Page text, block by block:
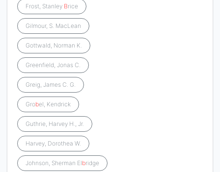
Frost, Stanley Brice
Gilmour, S. MacLean
Gottwald, Norman K.
Greenfield, Jonas C.
Greig, James C. G.
Grobel, Kendrick
Guthrie, Harvey H., Jr.
Harvey, Dorothea W.
Johnson, Sherman Elbridge